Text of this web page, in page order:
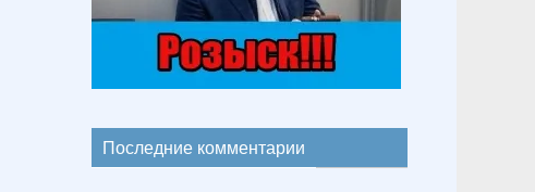
Последние комментарии